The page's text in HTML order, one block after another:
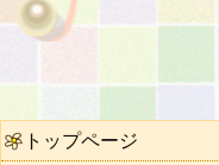
トップページ